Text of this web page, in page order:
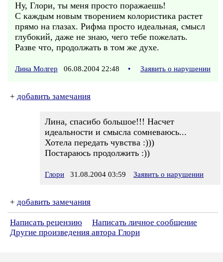
Ну, Глори, ты меня просто поражаешь!
С каждым новым творением колористика растет
прямо на глазах. Рифма просто идеальная, смысл
глубокий, даже не знаю, чего тебе пожелать.
Разве что, продолжать в том же духе.
Лина Молгер 06.08.2004 22:48 • Заявить о нарушении
+ добавить замечания
Лина, спасибо большое!!! Насчет
идеальности и смысла сомневаюсь...
Хотела передать чувства :)))
Постараюсь продолжить :))
Глори 31.08.2004 03:59 Заявить о нарушении
+ добавить замечания
Написать рецензию
Написать личное сообщение
Другие произведения автора Глори